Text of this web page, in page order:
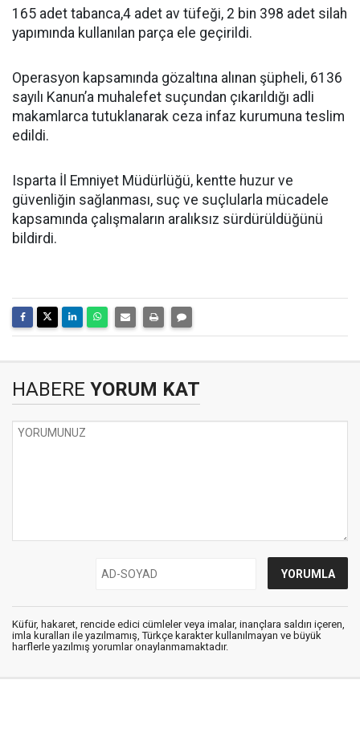
165 adet tabanca,4 adet av tüfeği, 2 bin 398 adet silah
yapımında kullanılan parça ele geçirildi.
Operasyon kapsamında gözaltına alınan şüpheli, 6136
sayılı Kanun’a muhalefet suçundan çıkarıldığı adli
makamlarca tutuklanarak ceza infaz kurumuna teslim
edildi.
Isparta İl Emniyet Müdürlüğü, kentte huzur ve
güvenliğin sağlanması, suç ve suçlularla mücadele
kapsamında çalışmaların aralıksız sürdürüldüğünü
bildirdi.
HABERE YORUM KAT
Küfür, hakaret, rencide edici cümleler veya imalar, inançlara saldırı içeren,
imla kuralları ile yazılmamış, Türkçe karakter kullanılmayan ve büyük
harflerle yazılmış yorumlar onaylanmamaktadır.